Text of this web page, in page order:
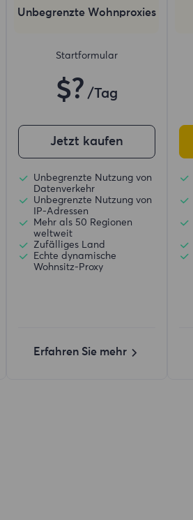
Unbegrenzte Wohnproxies
Startformular
$? /Tag
Jetzt kaufen
Unbegrenzte Nutzung von
Datenverkehr
Unbegrenzte Nutzung von
IP-Adressen
Mehr als 50 Regionen
weltweit
Zufälliges Land
Echte dynamische
Wohnsitz-Proxy
Erfahren Sie mehr